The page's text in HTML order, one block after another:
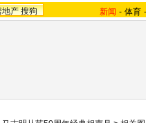
地产 搜狗 新闻 - 体育 -